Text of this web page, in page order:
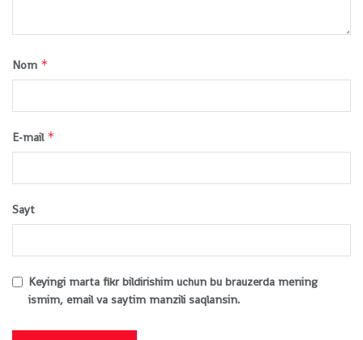
Nom *
E-mail *
Sayt
Keyingi marta fikr bildirishim uchun bu brauzerda mening
ismim, email va saytim manzili saqlansin.